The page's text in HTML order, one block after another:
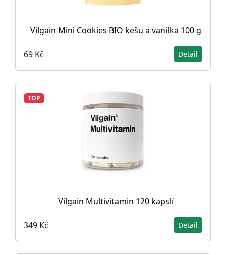
Vilgain Mini Cookies BIO kešu a vanilka 100 g
69 Kč Detail
TOP
Vilgain Multivitamin 120 kapslí
349 Kč Detail